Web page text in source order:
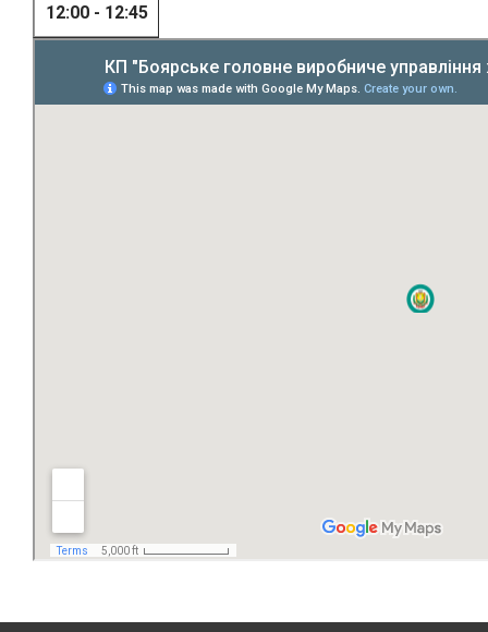
12:00 - 12:45